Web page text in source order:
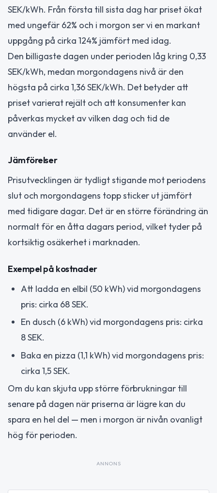
SEK/kWh. Från första till sista dag har priset ökat
med ungefär 62% och i morgon ser vi en markant
uppgång på cirka 124% jämfört med idag.
Den billigaste dagen under perioden låg kring 0,33
SEK/kWh, medan morgondagens nivå är den
högsta på cirka 1,36 SEK/kWh. Det betyder att
priset varierat rejält och att konsumenter kan
påverkas mycket av vilken dag och tid de
använder el.
Jämförelser
Prisutvecklingen är tydligt stigande mot periodens
slut och morgondagens topp sticker ut jämfört
med tidigare dagar. Det är en större förändring än
normalt för en åtta dagars period, vilket tyder på
kortsiktig osäkerhet i marknaden.
Exempel på kostnader
Att ladda en elbil (50 kWh) vid morgondagens
pris: cirka 68 SEK.
En dusch (6 kWh) vid morgondagens pris: cirka
8 SEK.
Baka en pizza (1,1 kWh) vid morgondagens pris:
cirka 1,5 SEK.
Om du kan skjuta upp större förbrukningar till
senare på dagen när priserna är lägre kan du
spara en hel del — men i morgon är nivån ovanligt
hög för perioden.
ANNONS